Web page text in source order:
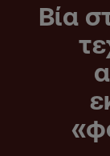
Βία